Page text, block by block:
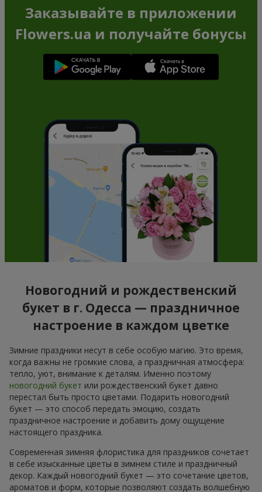
Заказывайте в приложении
Flowers.ua и получайте бонусы
Новогодний и рождественский
букет в г. Одесса — праздничное
настроение в каждом цветке
Зимние праздники несут в себе особую магию. Это время,
когда важны не громкие слова, а праздничная атмосфера:
тепло, уют, внимание к деталям. Именно поэтому
новогодний букет или рождественский букет давно
перестал быть просто цветами. Подарить новогодний
букет — это способ передать эмоцию, создать
праздничное настроение и добавить дому ощущение
настоящего праздника.
Современная зимняя флористика для праздников сочетает
в себе изысканные цветы в зимнем стиле и праздничный
декор. Каждый новогодний букет — это сочетание цветов,
ароматов и форм, которые позволяют создать волшебную